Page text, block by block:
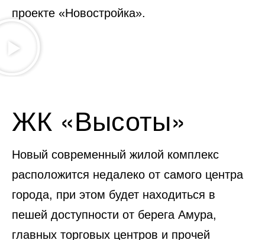
проекте «Новостройка».
ЖК «Высоты»
Новый современный жилой комплекс
расположится недалеко от самого центра
города, при этом будет находиться в
пешей доступности от берега Амура,
главных торговых центров и прочей